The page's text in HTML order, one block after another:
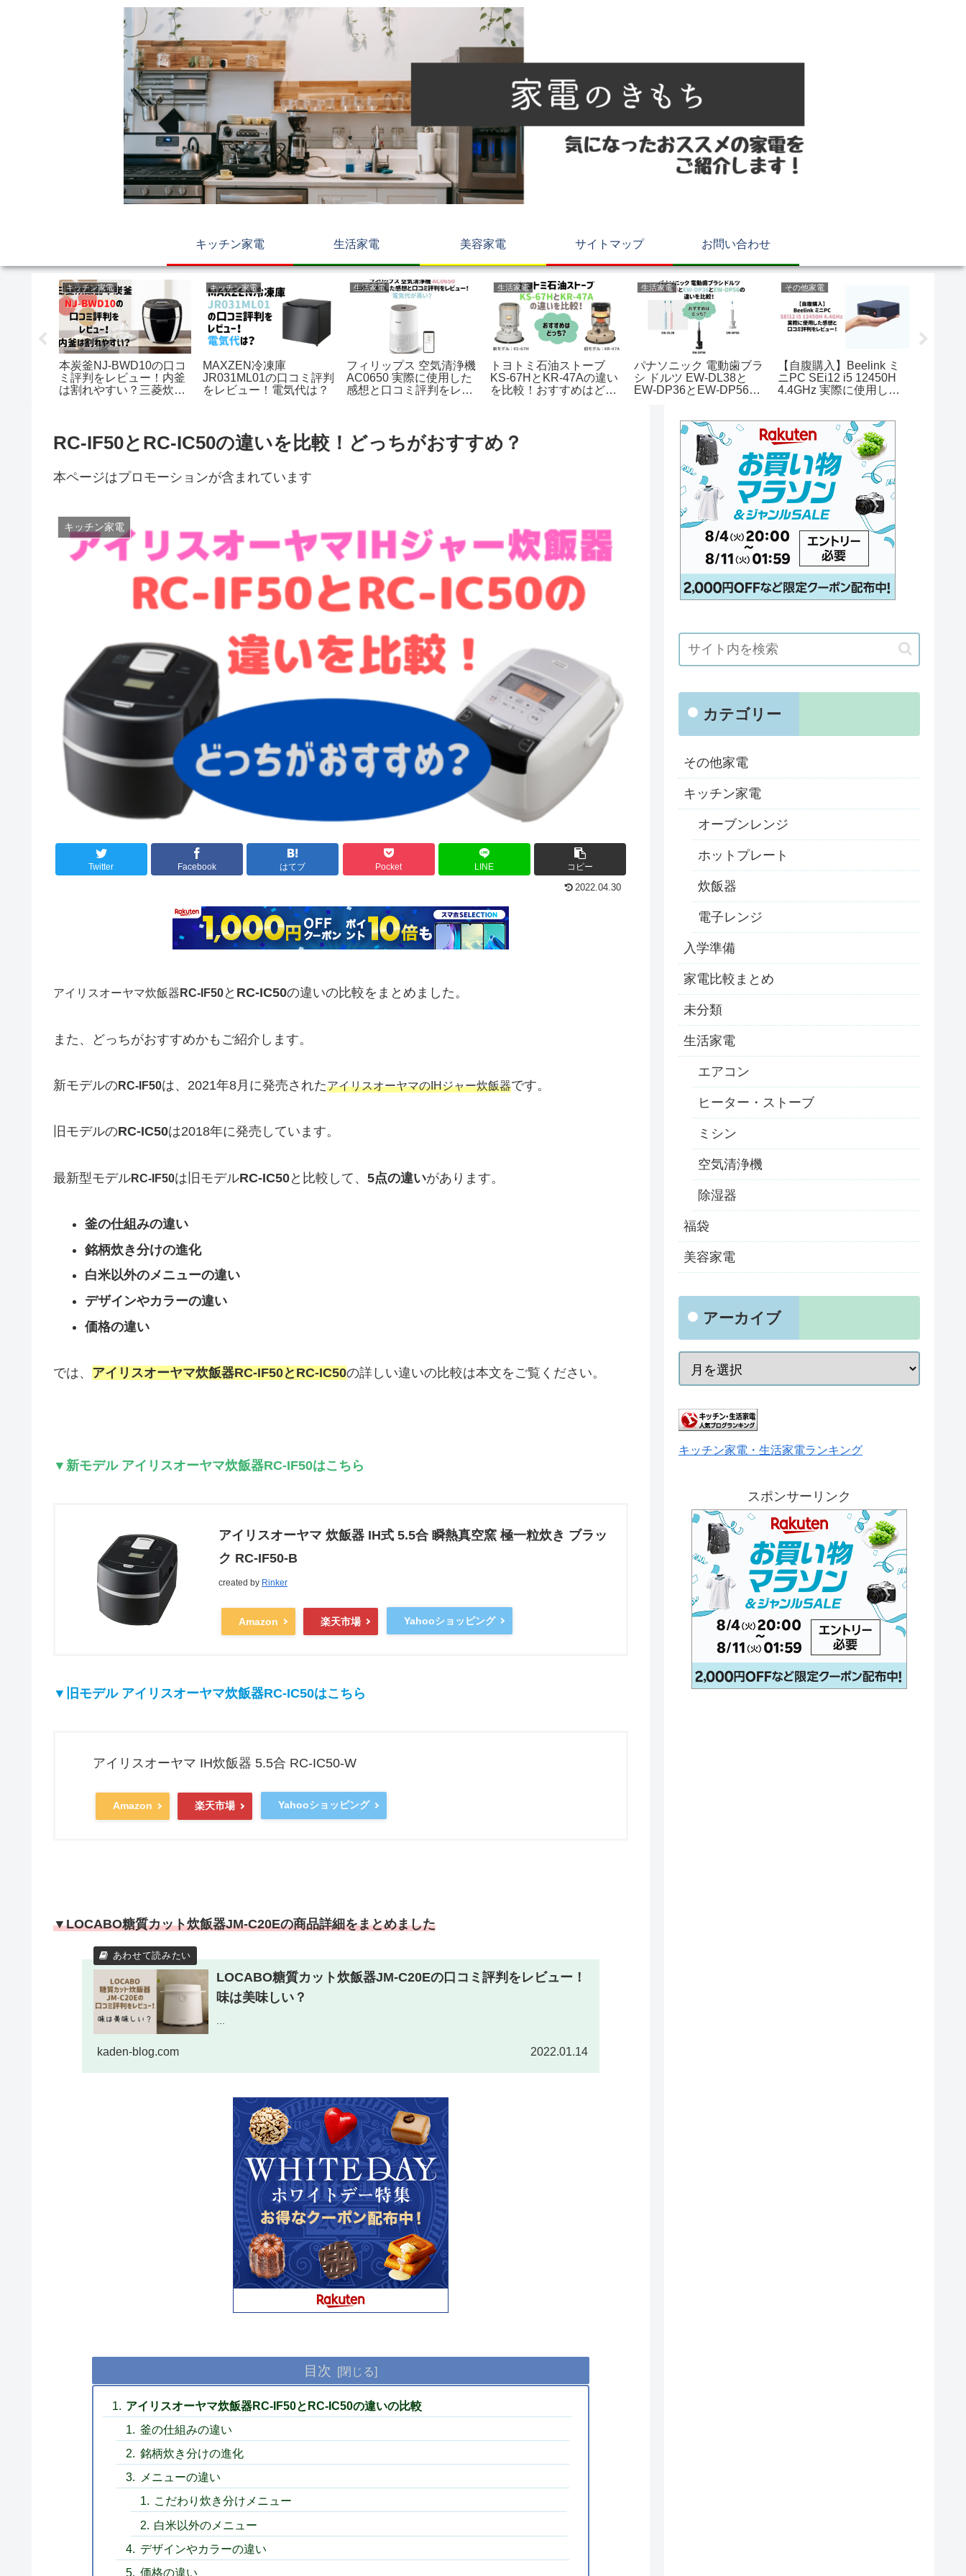
キッチン家電 生活家電 美容家電 サイトマップ お問い合わせ
キッチン家電
本炭釜NJ-BWD10の口コ
ミ評判をレビュー！内釜
は割れやすい？三菱炊飯
キッチン家電
MAXZEN冷凍庫
JR031ML01の口コミ評判
をレビュー！電気代は？
生活家電
フィリップス 空気清浄機
AC0650 実際に使用した
感想と口コミ評判をレビ
生活家電
トヨトミ石油ストーブ
KS-67HとKR-47Aの違い
を比較！おすすめはどっ
生活家電
パナソニック 電動歯ブラ
シ ドルツ EW-DL38と
EW-DP36とEW-DP56の
その他家電
【自腹購入】Beelink ミ
ニPC SEi12 i5 12450H
4.4GHz 実際に使用した
RC-IF50とRC-IC50の違いを比較！どっちがおすすめ？
本ページはプロモーションが含まれています
キッチン家電
Twitter Facebook はてブ Pocket LINE コピー
2022.04.30
アイリスオーヤマ炊飯器 RC-IF50と RC-IC50の違いの比較をまとめました。
また、どっちがおすすめかもご紹介します。
新モデルのRC-IF50は、2021年8月に発売されたアイリスオーヤマのIHジャー炊飯器です。
旧モデルのRC-IC50は2018年に発売しています。
最新型モデルRC-IF50は旧モデルRC-IC50と比較して、 5点の違いがあります。
釜の仕組みの違い
銘柄炊き分けの進化
白米以外のメニューの違い
デザインやカラーの違い
価格の違い
では、 アイリスオーヤマ炊飯器RC-IF50とRC-IC50の詳しい違いの比較は本文をご覧ください。
▼新モデル アイリスオーヤマ炊飯器RC-IF50はこちら
アイリスオーヤマ 炊飯器 IH式 5.5合 瞬熱真空窯 極一粒炊き ブラッ
ク RC-IF50-B
created by Rinker
Amazon 楽天市場 Yahooショッピング
▼旧モデル アイリスオーヤマ炊飯器RC-IC50はこちら
アイリスオーヤマ IH炊飯器 5.5合 RC-IC50-W
Amazon 楽天市場 Yahooショッピング
▼LOCABO糖質カット炊飯器JM-C20Eの商品詳細をまとめました
LOCABO糖質カット炊飯器JM-C20Eの口コミ評判をレビュー！
味は美味しい？
...
kaden-blog.com 2022.01.14
目次
アイリスオーヤマ炊飯器RC-IF50とRC-IC50の違いの比較
釜の仕組みの違い
銘柄炊き分けの進化
メニューの違い
こだわり炊き分けメニュー
白米以外のメニュー
デザインやカラーの違い
価格の違い
カテゴリー
その他家電
キッチン家電
オーブンレンジ
ホットプレート
炊飯器
電子レンジ
入学準備
家電比較まとめ
未分類
生活家電
エアコン
ヒーター・ストーブ
ミシン
空気清浄機
除湿器
福袋
美容家電
アーカイブ
キッチン家電・生活家電ランキング
スポンサーリンク